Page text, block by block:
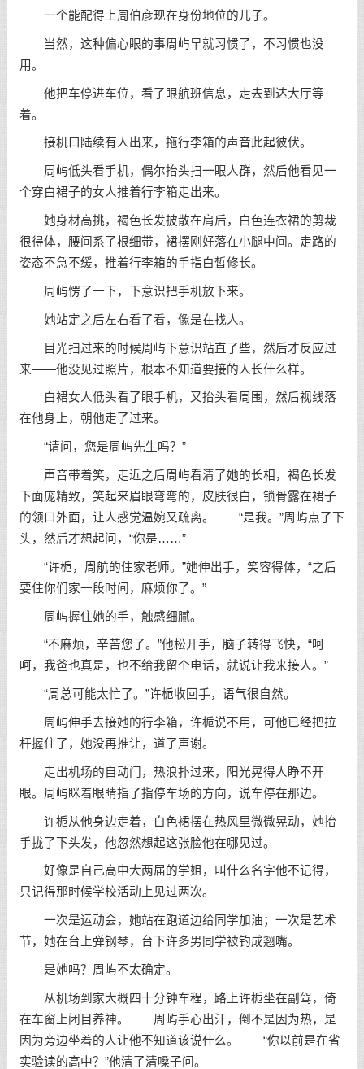
一个能配得上周伯彦现在身份地位的儿子。
当然，这种偏心眼的事周屿早就习惯了，不习惯也没
用。
他把车停进车位，看了眼航班信息，走去到达大厅等
着。
接机口陆续有人出来，拖行李箱的声音此起彼伏。
周屿低头看手机，偶尔抬头扫一眼人群，然后他看见一
个穿白裙子的女人推着行李箱走出来。
她身材高挑，褐色长发披散在肩后，白色连衣裙的剪裁
很得体，腰间系了根细带，裙摆刚好落在小腿中间。走路的
姿态不急不缓，推着行李箱的手指白皙修长。
周屿愣了一下，下意识把手机放下来。
她站定之后左右看了看，像是在找人。
目光扫过来的时候周屿下意识站直了些，然后才反应过
来——他没见过照片，根本不知道要接的人长什么样。
白裙女人低头看了眼手机，又抬头看周围，然后视线落
在他身上，朝他走了过来。
“请问，您是周屿先生吗？”
声音带着笑，走近之后周屿看清了她的长相，褐色长发
下面庞精致，笑起来眉眼弯弯的，皮肤很白，锁骨露在裙子
的领口外面，让人感觉温婉又疏离。 “是我。”周屿点了下
头，然后才想起问，“你是……”
“许栀，周航的住家老师。”她伸出手，笑容得体，“之后
要住你们家一段时间，麻烦你了。”
周屿握住她的手，触感细腻。
“不麻烦，辛苦您了。”他松开手，脑子转得飞快，“呵
呵，我爸也真是，也不给我留个电话，就说让我来接人。”
“周总可能太忙了。”许栀收回手，语气很自然。
周屿伸手去接她的行李箱，许栀说不用，可他已经把拉
杆握住了，她没再推让，道了声谢。
走出机场的自动门，热浪扑过来，阳光晃得人睁不开
眼。周屿眯着眼睛指了指停车场的方向，说车停在那边。
许栀从他身边走着，白色裙摆在热风里微微晃动，她抬
手拢了下头发，他忽然想起这张脸他在哪见过。
好像是自己高中大两届的学姐，叫什么名字他不记得，
只记得那时候学校活动上见过两次。
一次是运动会，她站在跑道边给同学加油；一次是艺术
节，她在台上弹钢琴，台下许多男同学被钓成翘嘴。
是她吗？周屿不太确定。
从机场到家大概四十分钟车程，路上许栀坐在副驾，倚
在车窗上闭目养神。 周屿手心出汗，倒不是因为热，是
因为旁边坐着的人让他不知道该说什么。 “你以前是在省
实验读的高中？”他清了清嗓子问。